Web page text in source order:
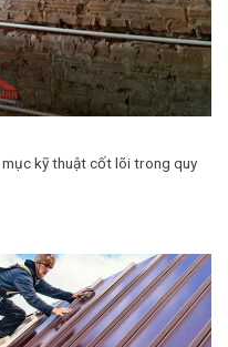
kỹ thuật cốt lõi trong quy